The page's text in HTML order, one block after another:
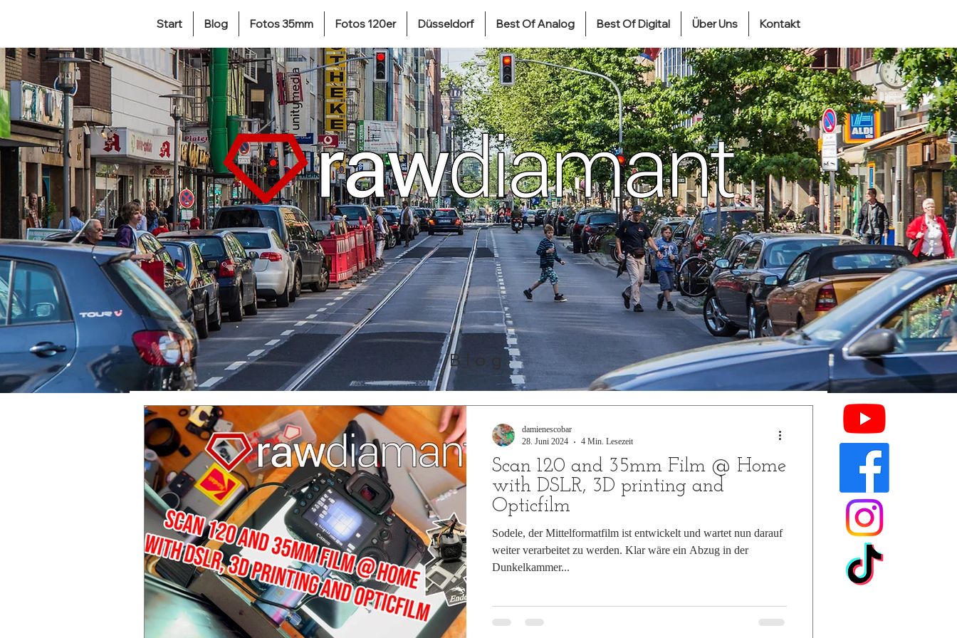
Start Blog Fotos 35mm Fotos 120er Düsseldorf Best Of Analog Best Of Digital Über Uns Kontakt
Blog
Scan 120 and 35mm Film @ Home
with DSLR, 3D printing and
Opticfilm
Sodele, der Mittelformatfilm ist entwickelt und wartet nun darauf
weiter verarbeitet zu werden. Klar wäre ein Abzug in der
Dunkelkammer...
damienescobar
28. Juni 2024
4 Min. Lesezeit